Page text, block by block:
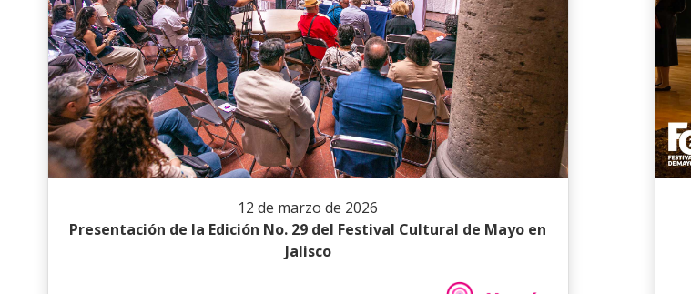
12 de marzo de 2026
Presentación de la Edición No. 29 del Festival Cultural de Mayo en
Jalisco